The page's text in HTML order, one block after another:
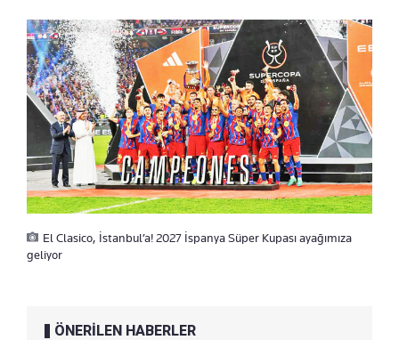
El Clasico, İstanbul’a! 2027 İspanya Süper Kupası ayağımıza
geliyor
ÖNERİLEN HABERLER